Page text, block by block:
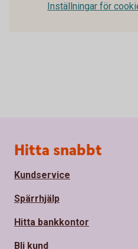
Inställningar för
Sidfot
Hitta snabbt
Kundservice
Spärrhjälp
Hitta bankkontor
Bli kund